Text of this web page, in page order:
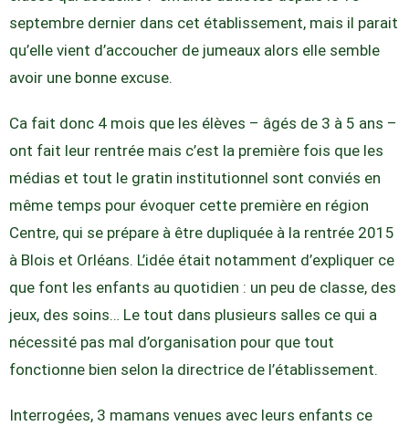
septembre dernier dans cet établissement, mais il parait
qu’elle vient d’accoucher de jumeaux alors elle semble
avoir une bonne excuse.
Ca fait donc 4 mois que les élèves – âgés de 3 à 5 ans –
ont fait leur rentrée mais c’est la première fois que les
médias et tout le gratin institutionnel sont conviés en
même temps pour évoquer cette première en région
Centre, qui se prépare à être dupliquée à la rentrée 2015
à Blois et Orléans. L’idée était notamment d’expliquer ce
que font les enfants au quotidien : un peu de classe, des
jeux, des soins… Le tout dans plusieurs salles ce qui a
nécessité pas mal d’organisation pour que tout
fonctionne bien selon la directrice de l’établissement.
Interrogées, 3 mamans venues avec leurs enfants ce